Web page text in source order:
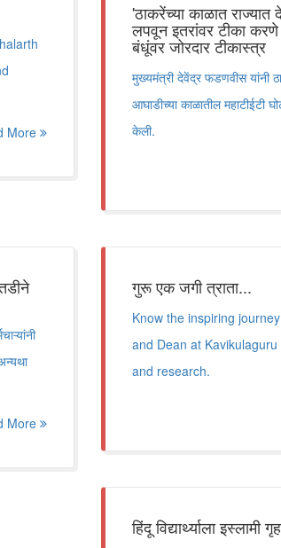
More
'ठाकरेंच्या काळात राज्यात
लपवून इतरांवर टीका
बंधूंवर जोरदार टीकास्त्र
मुख्यमंत्री देवेंद्र फडणवीस यांनी
आघाडीच्या काळातील महाटीईटी
केली.
More
गुरू एक जगी त्राता...
Know the inspiring
and Dean at
and research.
हिंदू विद्यार्थ्याला इस्लामी